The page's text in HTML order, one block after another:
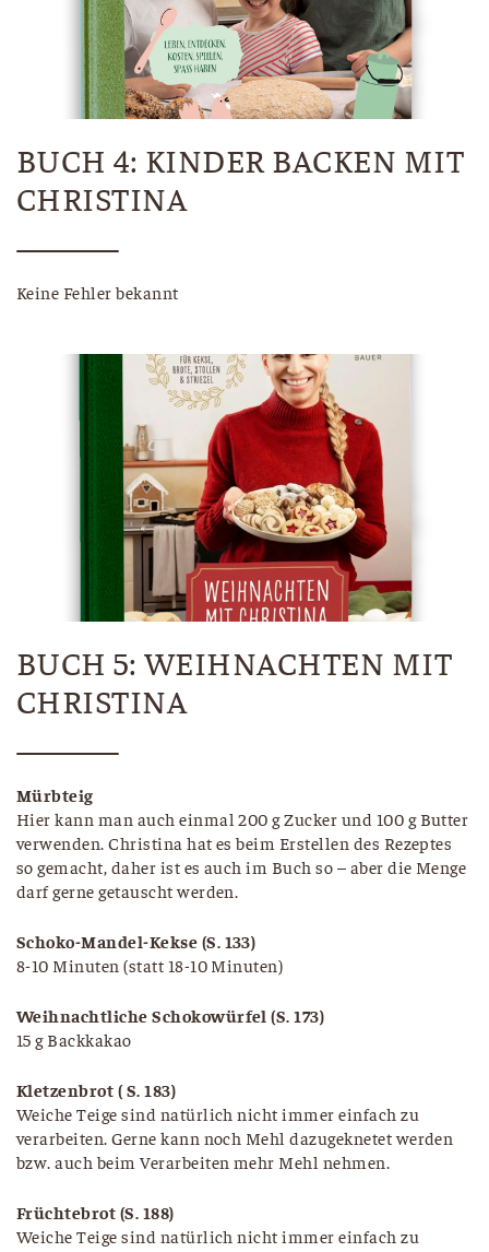
BUCH 4: KINDER BACKEN MIT
CHRISTINA
Keine Fehler bekannt
BUCH 5: WEIHNACHTEN MIT
CHRISTINA
Mürbteig
Hier kann man auch einmal 200 g Zucker und 100 g Butter
verwenden. Christina hat es beim Erstellen des Rezeptes
so gemacht, daher ist es auch im Buch so – aber die Menge
darf gerne getauscht werden.
Schoko-Mandel-Kekse (S. 133)
8-10 Minuten (statt 18-10 Minuten)
Weihnachtliche Schokowürfel (S. 173)
15 g Backkakao
Kletzenbrot ( S. 183)
Weiche Teige sind natürlich nicht immer einfach zu
verarbeiten. Gerne kann noch Mehl dazugeknetet werden
bzw. auch beim Verarbeiten mehr Mehl nehmen.
Früchtebrot (S. 188)
Weiche Teige sind natürlich nicht immer einfach zu